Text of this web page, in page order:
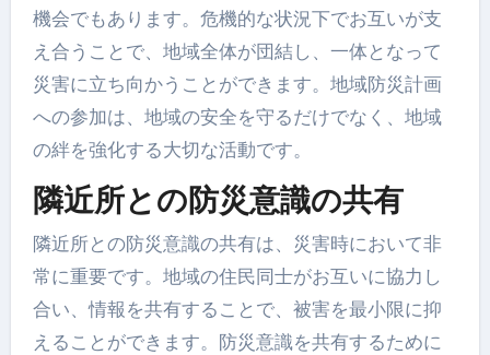
機会でもあります。危機的な状況下でお互いが支
え合うことで、地域全体が団結し、一体となって
災害に立ち向かうことができます。地域防災計画
への参加は、地域の安全を守るだけでなく、地域
の絆を強化する大切な活動です。
隣近所との防災意識の共有
隣近所との防災意識の共有は、災害時において非
常に重要です。地域の住民同士がお互いに協力し
合い、情報を共有することで、被害を最小限に抑
えることができます。防災意識を共有するために